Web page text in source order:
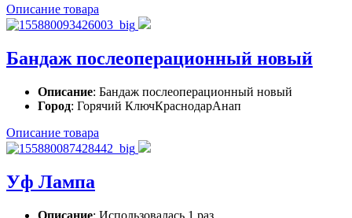
Описание товара
Бандаж послеоперационный новый
Описание: Бандаж послеоперационный новый
Город: Горячий КлючКраснодарАнап
Описание товара
Уф Лампа
Описание: Использовалась 1 раз